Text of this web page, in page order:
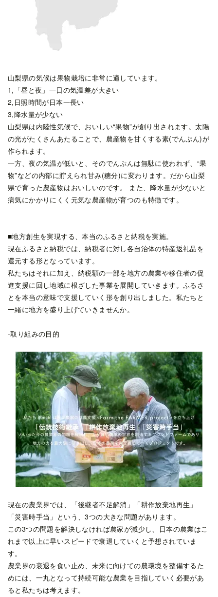
山梨県の気候は果物栽培に非常に適しています。
1,「昼と夜」一日の気温差が大きい
2,日照時間が日本一長い
3,降水量が少ない
山梨県は内陸性気候で、おいしい“果物”が創り出されます。太陽
の光がたくさんあたることで、農産物を甘くする素(でんぷん)が
作られます。
一方、夜の気温が低いと、そのでんぷんは無駄に使われず、“果
物”などの内部に貯えられ甘み(糖分)に変わります。だから山梨
県で育った農産物はおいしいのです。 また、降水量が少ないと
病気にかかりにくく元気な農産物が育つのも特徴です。
■地方創生を実現する、本当のふるさと納税を実施。
現在ふるさと納税では、納税者に対し各自治体の特産返礼品を
還元する形となっています。
私たちはそれに加え、納税額の一部を地方の農業や移住者の促
進支援に回し地域に根ざした事業を展開していきます。ふるさ
とを本当の意味で支援していく形を創り出しました。私たちと
一緒に地方を盛り上げていきませんか。
-取り組みの目的
現在の農業界では、「後継者不足解消」「耕作放棄地再生」
「災害時手当」という、3つの大きな問題があります。
この3つの問題を解決しなければ農家が減少し、日本の農業はこ
れまで以上に早いスピードで衰退していくと予想されていま
す。
農業界の衰退を食い止め、未来に向けての農環境を整備するた
めには、一丸となって持続可能な農業を目指していく必要があ
ると私たちは考えます。